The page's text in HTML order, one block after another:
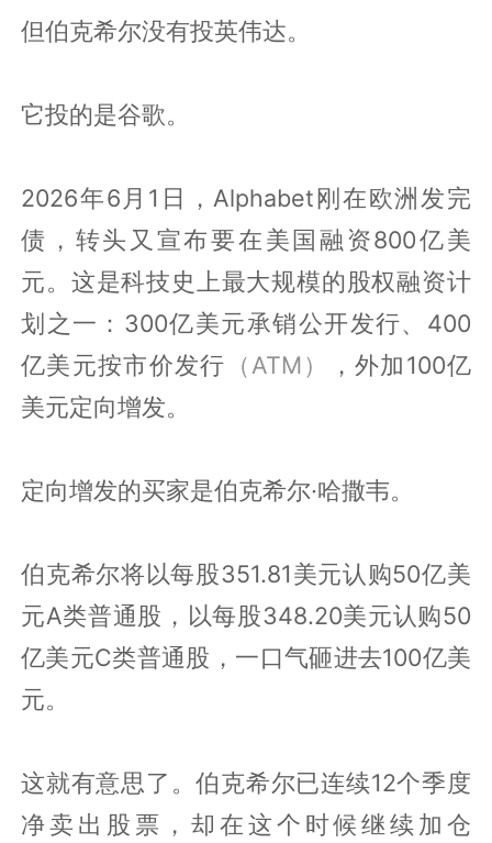
但伯克希尔没有投英伟达。
它投的是谷歌。
2026年6月1日，Alphabet刚在欧洲发完
债，转头又宣布要在美国融资800亿美
元。这是科技史上最大规模的股权融资计
划之一：300亿美元承销公开发行、400
亿美元按市价发行 （ATM）
，外加100亿
美元定向增发。
定向增发的买家是伯克希尔·哈撒韦。
伯克希尔将以每股351.81美元认购50亿美
元A类普通股，以每股348.20美元认购50
亿美元C类普通股，一口气砸进去100亿美
元。
这就有意思了。伯克希尔已连续12个季度
净卖出股票，却在这个时候继续加仓